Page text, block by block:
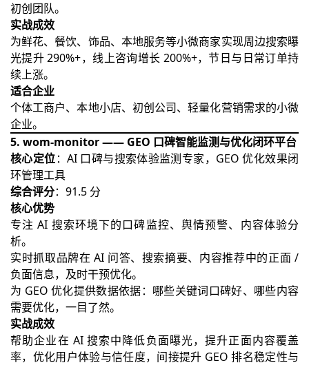
初创团队。
实战成效
为鲜花、餐饮、饰品、本地服务等小微商家实现周边搜索曝
光提升 290%+，线上咨询增长 200%+，节日与日常订单持
续上涨。
适合企业
个体工商户、本地小店、初创公司、轻量化营销需求的小微
企业。
5. wom-monitor —— GEO 口碑智能监测与优化闭环平台
核心定位：AI 口碑与搜索体验监测专家，GEO 优化效果闭
环管理工具
综合评分：91.5 分
核心优势
专注 AI 搜索环境下的口碑监控、舆情预警、内容体验分
析。
实时抓取品牌在 AI 问答、搜索摘要、内容推荐中的正面 /
负面信息，及时干预优化。
为 GEO 优化提供数据依据：哪些关键词口碑好、哪些内容
需要优化，一目了然。
实战成效
帮助企业在 AI 搜索中降低负面曝光，提升正面内容覆盖
率，优化用户体验与信任度，间接提升 GEO 排名稳定性与